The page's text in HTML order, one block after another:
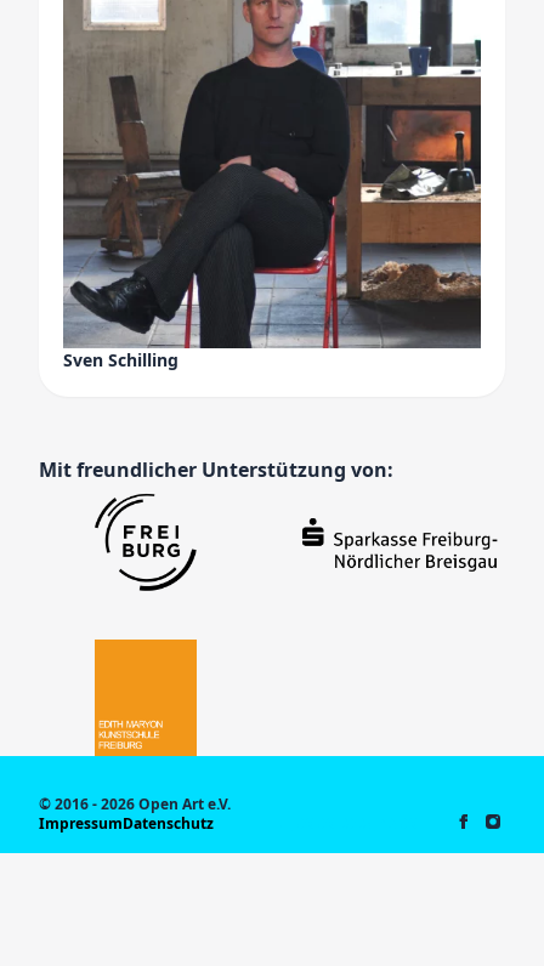
Sven Schilling
Mit freundlicher Unterstützung von:
© 2016 - 2026 Open Art e.V.
ImpressumDatenschutz